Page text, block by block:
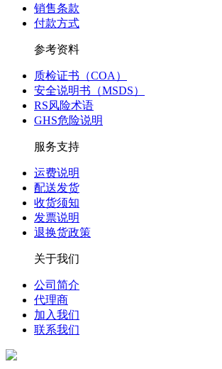
销售条款
付款方式
参考资料
质检证书（COA）
安全说明书（MSDS）
RS风险术语
GHS危险说明
服务支持
运费说明
配送发货
收货须知
发票说明
退换货政策
关于我们
公司简介
代理商
加入我们
联系我们